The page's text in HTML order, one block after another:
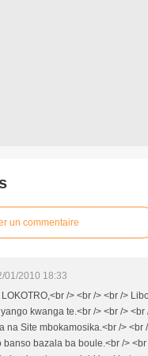
un commentaire
01/2010 18:33
/> <br /> <br />
kwanga te.<br /> <br /> <br
na Site mbokamosika.<br /> <br
bazala ba boule.<br /> <br